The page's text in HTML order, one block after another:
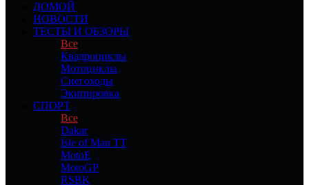
ДОМОЙ
НОВОСТИ
ТЕСТЫ И ОБЗОРЫ
Все
Квадроциклы
Мотоциклы
Снегоходы
Экипировка
СПОРТ
Все
Dakar
Isle of Man TT
MotoE
MotoGP
RSBK